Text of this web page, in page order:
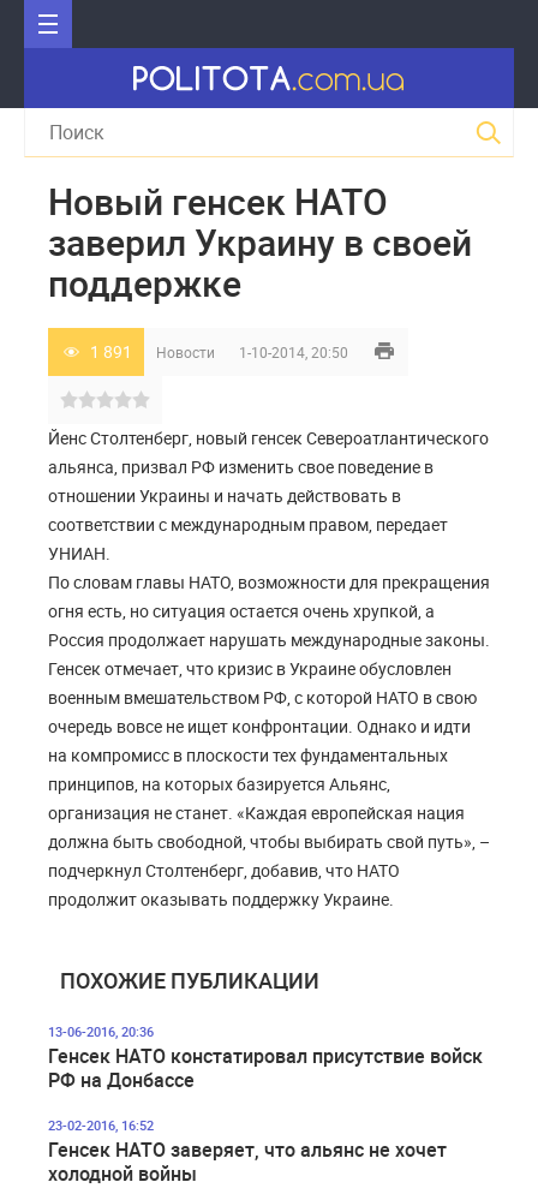
Новый генсек НАТО
заверил Украину в своей
поддержке
1 891 Новости 1-10-2014, 20:50
Йенс Столтенберг, новый генсек Североатлантического
альянса, призвал РФ изменить свое поведение в
отношении Украины и начать действовать в
соответствии с международным правом, передает
УНИАН.
По словам главы НАТО, возможности для прекращения
огня есть, но ситуация остается очень хрупкой, а
Россия продолжает нарушать международные законы.
Генсек отмечает, что кризис в Украине обусловлен
военным вмешательством РФ, с которой НАТО в свою
очередь вовсе не ищет конфронтации. Однако и идти
на компромисс в плоскости тех фундаментальных
принципов, на которых базируется Альянс,
организация не станет. «Каждая европейская нация
должна быть свободной, чтобы выбирать свой путь», –
подчеркнул Столтенберг, добавив, что НАТО
продолжит оказывать поддержку Украине.
ПОХОЖИЕ ПУБЛИКАЦИИ
13-06-2016, 20:36
Генсек НАТО констатировал присутствие войск
РФ на Донбассе
23-02-2016, 16:52
Генсек НАТО заверяет, что альянс не хочет
холодной войны